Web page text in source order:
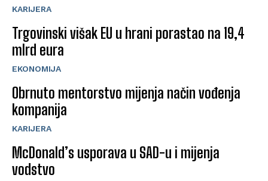
KARIJERA
Trgovinski višak EU u hrani porastao na 19,4
mlrd eura
EKONOMIJA
Obrnuto mentorstvo mijenja način vođenja
kompanija
KARIJERA
McDonald’s usporava u SAD-u i mijenja
vodstvo